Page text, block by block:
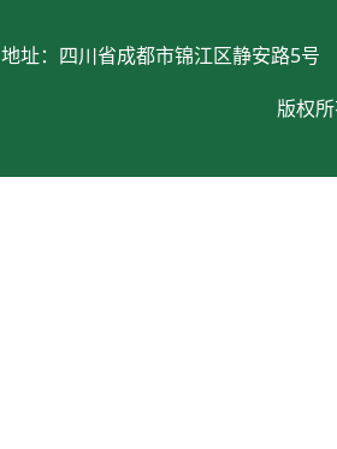
地址：四川省成都市锦江区静安路5
版权